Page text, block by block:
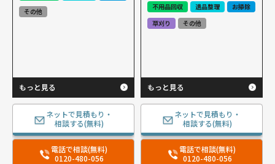
その他
もっと見る
ネットで見積もり・
相談する(無料)
電話で相談(無料)
0120-480-056
不用品回収
遺品整理
お掃除
草刈り
その他
もっと見る
ネットで見積もり・
相談する(無料)
電話で相談(無料)
0120-480-056